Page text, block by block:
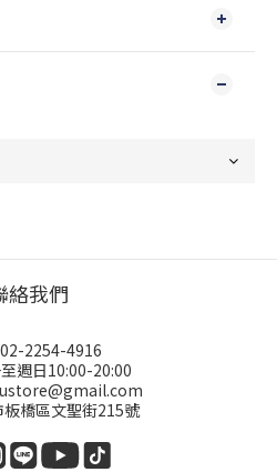
絡我們
2254-4916
週日10:00-20:00
橋區文聖街215號